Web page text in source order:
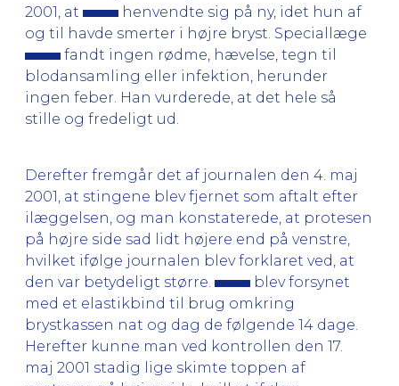
2001, at
henvendte sig på ny, idet hun af
og til havde smerter i højre bryst. Speciallæge
fandt ingen rødme, hævelse, tegn til
blodansamling eller infektion, herunder
ingen feber. Han vurderede, at det hele så
stille og fredeligt ud.
Derefter fremgår det af journalen den 4. maj
2001, at stingene blev fjernet som aftalt efter
ilæggelsen, og man konstaterede, at protesen
på højre side sad lidt højere end på venstre,
hvilket ifølge journalen blev forklaret ved, at
den var betydeligt større.
blev forsynet
med et elastikbind til brug omkring
brystkassen nat og dag de følgende 14 dage.
Herefter kunne man ved kontrollen den 17.
maj 2001 stadig lige skimte toppen af